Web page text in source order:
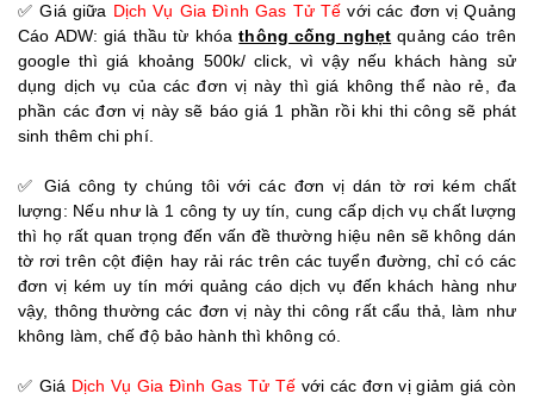
✅ Giá giữa Dịch Vụ Gia Đình Gas Tử Tế với các đơn vị Quảng
Cáo ADW: giá thầu từ khóathông cống nghẹt quảng cáo trên
google thì giá khoảng 500k/ click, vì vậy nếu khách hàng sử
dụng dịch vụ của các đơn vị này thì giá không thể nào rẻ, đa
phần các đơn vị này sẽ báo giá 1 phần rồi khi thi công sẽ phát
sinh thêm chi phí.
✅ Giá công ty chúng tôi với các đơn vị dán tờ rơi kém chất
lượng: Nếu như là 1 công ty uy tín, cung cấp dịch vụ chất lượng
thì họ rất quan trọng đến vấn đề thường hiệu nên sẽ không dán
tờ rơi trên cột điện hay rải rác trên các tuyển đường, chỉ có các
đơn vị kém uy tín mới quảng cáo dịch vụ đến khách hàng như
vậy, thông thường các đơn vị này thi công rất cẩu thả, làm như
không làm, chế độ bảo hành thì không có.
✅ Giá Dịch Vụ Gia Đình Gas Tử Tếvới các đơn vị giảm giá còn